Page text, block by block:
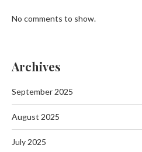
No comments to show.
Archives
September 2025
August 2025
July 2025